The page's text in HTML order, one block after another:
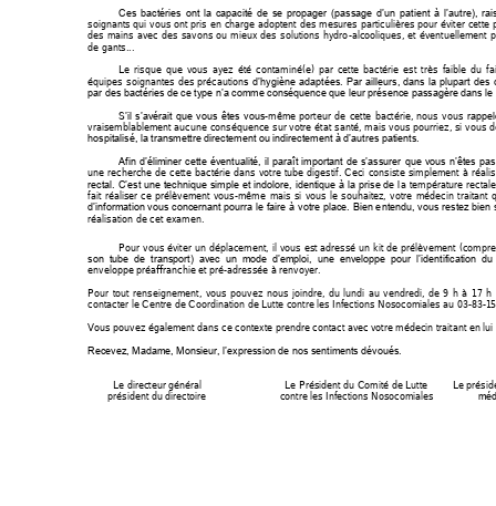
Ces bactéries ont a capacité de se propager (passage d’un patient à l’autre),
soignants qui vous ont pris en charge adoptent des mesures particulières pour éviter cette
des mains avec des savons ou mieux des solutions hydro-alcooliques, et éventuellement
de gants...
Le risque que vous ayez été contaminé(e) par cette bactérie est très faible du
équipes soignantes des précautions d’hygiène adaptées. Par ailleurs, dans la plupart des
par des bactéries de ce type n’a comme conséquence que leur présence passagère dans le
S’il s’avérait que vous êtes vous-même porteur de cette bactérie, nous vous
vraisemblablement aucune conséquence sur votre état santé, mais vous pourriez, si vous
hospitalisé, la transmettre directement ou indirectement à d’autres patients.
Afin d’éliminer cette éventualité, il paraît important de s’assurer que vous n’êtes
une recherche de cette bactérie dans votre tube digestif. Ceci consiste simplement à
rectal. C’est une technique simple et indolore, identique à la prise de a température
fait réaliser ce prélèvement vous-même mais si vous le souhaitez, votre médecin traitant
d’information vous concernant pourra le faire à votre place. Bien entendu, vous restez bien
réalisation de cet examen.
Pour vous éviter un déplacement, il vous est adressé un kit de prélèvement
son  tube  de  transport)  avec  un  mode  d’emploi,  une  enveloppe  pour  l’identification  du
enveloppe préaffranchie et pré-adressée à renvoyer.
Pour tout renseignement, vous pouvez nous joindre, du lundi au vendredi, de 9 h à 17 h
contacter le Centre de Coordination de Lutte contre les Infections Nosocomiales au 03-83-15
Vous pouvez également dans ce contexte prendre contact avec votre médecin traitant en
Recevez, Madame, Monsieur, l’expression de nos sentiments dévoués.
Le directeur général Le Président du Comité de Lutte Le
président du directoire contre les Infections Nosocomiales